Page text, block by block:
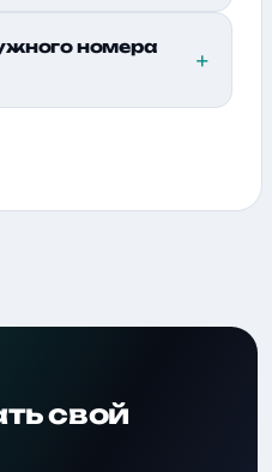
номера
свой